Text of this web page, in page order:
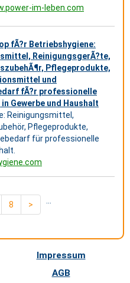
im-leben.com
fÃ?r Betriebshygiene:
ReinigungsgerÃ?te,
Pflegeprodukte,
und
fÃ?r professionelle
in Gewerbe und Haushalt
Reinigungsmittel,
Pflegeprodukte,
für professionelle
8 >
Impressum
AGB